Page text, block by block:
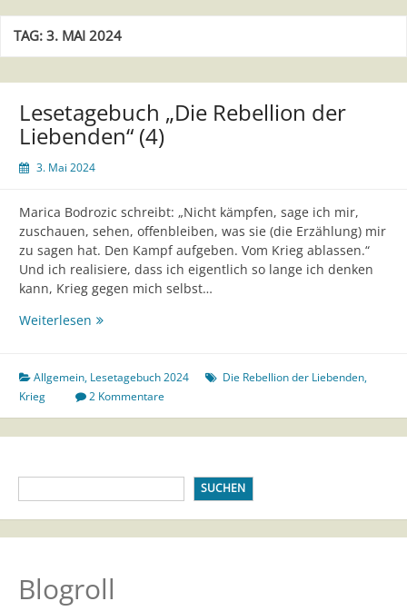
TAG:3. MAI 2024
Lesetagebuch „Die Rebellion der
Liebenden“ (4)
3. Mai 2024
Marica Bodrozic schreibt: „Nicht kämpfen, sage ich mir,
zuschauen, sehen, offenbleiben, was sie (die Erzählung) mir
zu sagen hat. Den Kampf aufgeben. Vom Krieg ablassen.“
Und ich realisiere, dass ich eigentlich so lange ich denken
kann, Krieg gegen mich selbst…
Weiterlesen Lesetagebuch
der
Liebenden“
(4)
Allgemein, Lesetagebuch 2024 Die Rebellion der Liebenden,
Krieg
2 Kommentare
SUCHEN
Blogroll